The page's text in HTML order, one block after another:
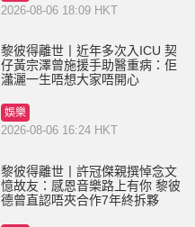
2026-08-06 18:09 HKT
黎彼得離世丨近年多次入ICU 契
仔黃宗澤曾施援手助醫重病：佢
瀟灑一生唔想大家唔開心
娛樂
2026-08-06 16:24 HKT
黎彼得離世丨許冠傑親撰悼念文
憶故友：感恩音樂路上有你 黎彼
德曾直認唔夾合作7年終拆夥